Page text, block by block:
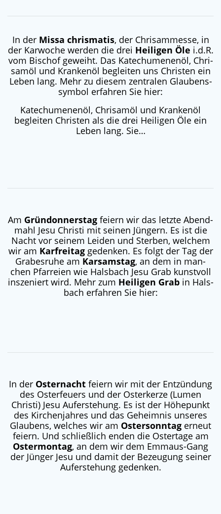
In der Mis­sa chris­ma­tis, der Chri­sam­mes­se, in
der Kar­wo­che wer­den die drei Hei­li­gen Öle i.d.R.
vom Bischof geweiht. Das Katechu­me­n­en­öl, Chri­
sam­öl und Kran­ken­öl beglei­ten uns Chris­ten ein
Leben lang. Mehr zu die­sem zen­tra­len Glau­bens­
sym­bol erfah­ren Sie hier:
Katechumenenöl, Chrisamöl und Krankenöl
begleiten Christen als die drei Heiligen Öle ein
Leben lang. Sie…
Am Grün­don­ners­tag fei­ern wir das letz­te Abend­
mahl Jesu Chris­ti mit sei­nen Jün­gern. Es ist die
Nacht vor sei­nem Lei­den und Ster­ben, wel­chem
wir am Kar­frei­tag geden­ken. Es folgt der Tag der
Gra­bes­ru­he am Kar­sams­tag, an dem in man­
chen Pfar­rei­en wie Hals­bach Jesu Grab kunst­voll
insze­niert wird. Mehr zum Hei­li­gen Grab in Hals­
bach erfah­ren Sie hier:
In der Oster­nacht fei­ern wir mit der Ent­zün­dung
des Oster­feu­ers und der Oster­ker­ze (Lumen
Chris­ti) Jesu Auf­er­ste­hung. Es ist der Höhe­punkt
des Kir­chen­jah­res und das Geheim­nis unse­res
Glau­bens, wel­ches wir am Oster­sonn­tag erneut
fei­ern. Und schließ­lich enden die Oster­ta­ge am
Oster­mon­tag, an dem wir dem Emma­us-Gang
der Jün­ger Jesu und damit der Bezeu­gung sei­ner
Auf­er­ste­hung gedenken.